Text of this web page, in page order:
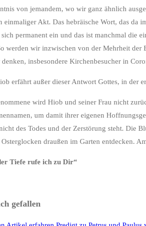
von jemandem, wo wir ganz ähnlich
einmaliger Akt. Das hebräische Wort, das da
permanent ein und das ist manchmal die
werden wir inzwischen von der Mehrheit der
insbesondere Kirchenbesucher in
erfährt außer dieser Antwort Gottes, in der
wird Hiob und seiner Frau nicht
um damit ihrer eigenen
des Todes und der Zerstörung steht.
draußen im Garten entdecken.
Tiefe rufe ich zu Dir“
gefallen